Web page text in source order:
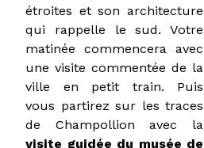
étroites et son architecture
qui rappelle le sud. Votre
matinée commencera avec
une visite commentée de la
ville en petit train. Puis
vous partirez sur les traces
de Champollion avec la
visite guidée du musée de